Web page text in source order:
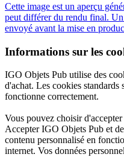
Cette image est un aperçu
peut différer du rendu final.
envoyé avant la mise en
Informations sur les
IGO Objets Pub utilise des
d'achat. Les cookies
fonctionne correctement.
Vous pouvez choisir
Accepter IGO Objets Pub et
contenu personnalisé en
internet. Vos données